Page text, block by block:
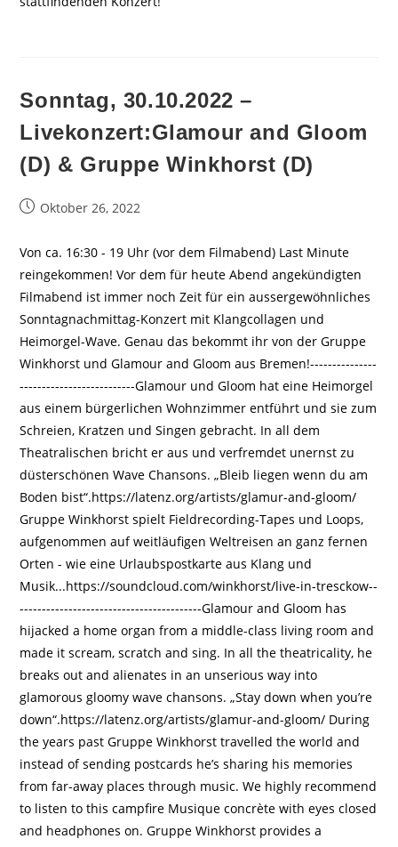
Sonntag, 30.10.2022 –
Livekonzert:Glamour and Gloom
(D) & Gruppe Winkhorst (D)
BeitragOktober 26, 2022
Von ca. 16:30 - 19 Uhr (vor dem Filmabend) Last Minute
reingekommen! Vor dem für heute Abend angekündigten
Filmabend ist immer noch Zeit für ein aussergewöhnliches
Sonntagnachmittag-Konzert mit Klangcollagen und
Heimorgel-Wave. Genau das bekommt ihr von der Gruppe
Winkhorst und Glamour and Gloom aus Bremen!---------------
--------------------------Glamour und Gloom hat eine Heimorgel
aus einem bürgerlichen Wohnzimmer entführt und sie zum
Schreien, Kratzen und Singen gebracht. In all dem
Theatralischen bricht er aus und verfremdet unernst zu
düsterschönen Wave Chansons. „Bleib liegen wenn du am
Boden bist“.https://latenz.org/artists/glamur-and-gloom/
Gruppe Winkhorst spielt Fieldrecording-Tapes und Loops,
aufgenommen auf weitläufigen Weltreisen an ganz fernen
Orten - wie eine Urlaubspostkarte aus Klang und
Musik...https://soundcloud.com/winkhorst/live-in-tresckow--
-----------------------------------------Glamour and Gloom has
hijacked a home organ from a middle-class living room and
made it scream, scratch and sing. In all the theatricality, he
breaks out and alienates in an unserious way into
glamorous gloomy wave chansons. „Stay down when you’re
down“.https://latenz.org/artists/glamur-and-gloom/ During
the years past Gruppe Winkhorst travelled the world and
instead of sending postcards he’s sharing his memories
from far-away places through music. We highly recommend
to listen to this campfire Musique concrète with eyes closed
and headphones on. Gruppe Winkhorst provides a